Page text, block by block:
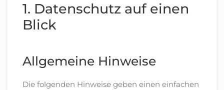
1. Datenschutz auf einen
Blick
Allgemeine Hinweise
Die folgenden Hinweise geben einen einfachen